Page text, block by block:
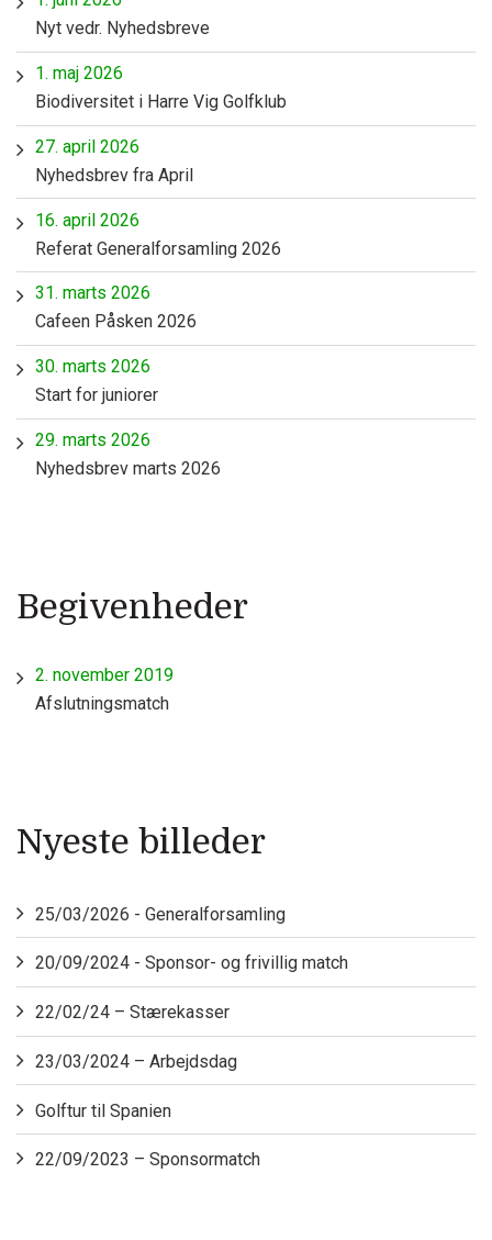
Nyt vedr. Nyhedsbreve
1. maj 2026
Biodiversitet i Harre Vig Golfklub
27. april 2026
Nyhedsbrev fra April
16. april 2026
Referat Generalforsamling 2026
31. marts 2026
Cafeen Påsken 2026
30. marts 2026
Start for juniorer
29. marts 2026
Nyhedsbrev marts 2026
Begivenheder
2. november 2019
Afslutningsmatch
Nyeste billeder
25/03/2026 - Generalforsamling
20/09/2024 - Sponsor- og frivillig match
22/02/24 – Stærekasser
23/03/2024 – Arbejdsdag
Golftur til Spanien
22/09/2023 – Sponsormatch